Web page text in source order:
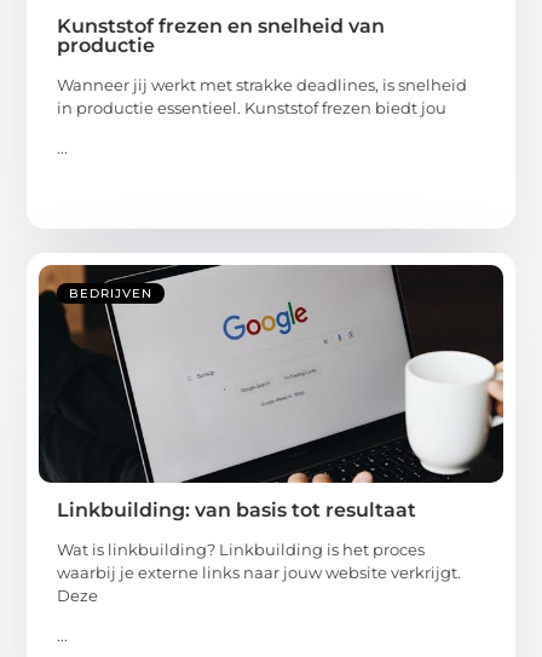
Kunststof frezen en snelheid van
productie
Wanneer jij werkt met strakke deadlines, is snelheid
in productie essentieel. Kunststof frezen biedt jou
...
BEDRIJVEN
Linkbuilding: van basis tot resultaat
Wat is linkbuilding? Linkbuilding is het proces
waarbij je externe links naar jouw website verkrijgt.
Deze
...